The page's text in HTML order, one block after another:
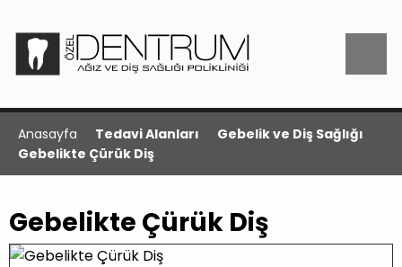
Anasayfa Tedavi Alanları
Gebelik ve Diş Sağlığı
Gebelikte Çürük Diş
Gebelikte Çürük Diş